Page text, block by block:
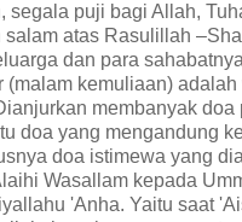
segala puji bagi Allah,
salam atas Rasulillah
dan para
(malam kemuliaan) adalah
membanyak doa
doa yang mengandung
doa istimewa yang
Wasallam kepada
'Anha. Yaitu saat